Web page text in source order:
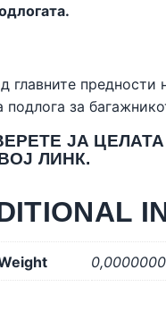
главните предности
подлога за
ЈА
ЛИНК.